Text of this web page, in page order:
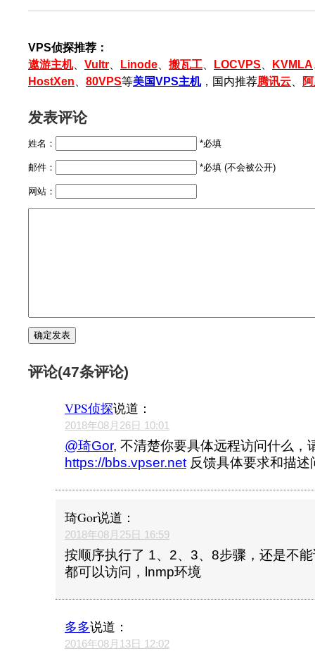
VPS侦探推荐：
遨游主机、 Vultr Linode 搬瓦工 LOCVPS KVMLA
HostXen
80VPS等美国VPS主机，国内推荐腾讯云
发表评论
姓名： *必填
邮件： *必填 (不会被公开)
网站：
评论(47条评论)
VPS侦探说道：
2018年08月26日 10:01
@琦Gor, 不清楚你要具体远程访问什么，
https://bbs.vpser.net反馈具体要求和描述
琦Gor说道：
2018年08月25日 16:59
按顺序执行了 1、2、3、8步骤，还是不
都可以访问，lnmp环境
多多说道：
2016年08月13日 12:02